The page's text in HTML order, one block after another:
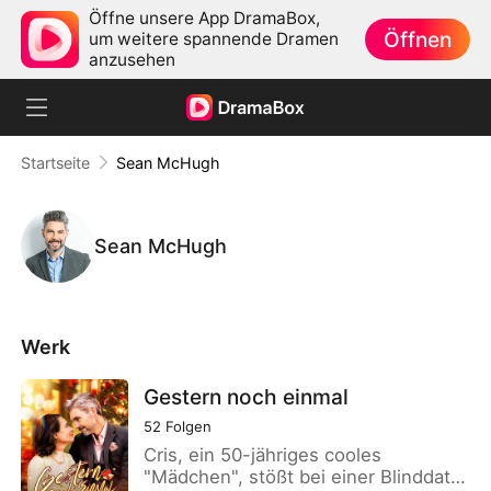
Öffne unsere App DramaBox,
um weitere spannende Dramen
anzusehen
Öffnen
Startseite Sean McHugh
Sean McHugh
Werk
Gestern noch einmal
52 Folgen
Cris, ein 50-jähriges cooles
"Mädchen", stößt bei einer Blinddate